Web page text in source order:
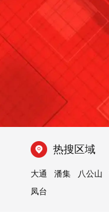
热搜区域
大通 潘集 八公山
凤台